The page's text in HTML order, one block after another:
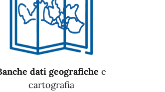
dati geografiche e
cartografia